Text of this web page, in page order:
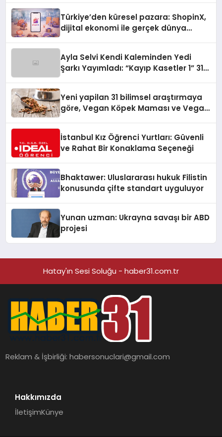
Türkiye’den küresel pazara: ShopinX,
dijital ekonomi ile gerçek dünya
Ayla Selvi Kendi Kaleminden Yedi
Şarkı Yayımladı: “Kayıp Kasetler 1” 31
Yeni yapilan 31 bilimsel araştırmaya
göre, Vegan Köpek Maması ve Vegan
İstanbul Kız Öğrenci Yurtları: Güvenli
ve Rahat Bir Konaklama Seçeneği
Bhaktawer: Uluslararası hukuk Filistin
konusunda çifte standart uyguluyor
Yunan uzman: Ukrayna savaşı bir ABD
projesi
Hatay'ın Sesi Soluğu - haber31.com.tr
Reklam & İşbirliği:habersonuclari@gmail.com
Hakkımızda
İletişimKünye